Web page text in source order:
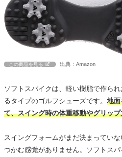
この商品を見る 出典：Amazon
ソフトスパイクは、軽い樹脂で作ら
るタイプのゴルフシューズです。 地面
て、スイング時の体重移動やグリッ
スイングフォームがまだ決まってい
つかむ感覚がありません。ソフトス